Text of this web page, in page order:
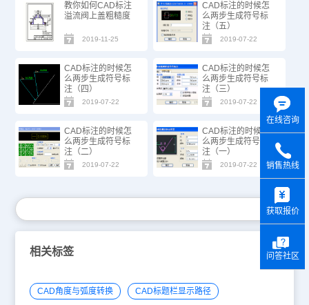
教你如何CAD标注
溢流阀上盖粗糙度
2019-11-25
CAD标注的时候怎
么两步生成符号标
注（五）
2019-07-22
CAD标注的时候怎
么两步生成符号标
注（四）
2019-07-22
CAD标注的时候怎
么两步生成符号标
注（三）
2019-07-22
CAD标注的时候怎
么两步生成符号标
注（二）
2019-07-22
CAD标注的时候怎
么两步生成符号标
注（一）
2019-07-22
相关标签
CAD角度与弧度转换 CAD标题栏显示路径
在线咨询
销售热线
获取报价
问答社区